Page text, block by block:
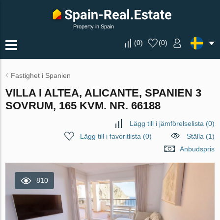
Property in Spain
(0) (0)
Fastighet i Spanien
VILLA I ALTEA, ALICANTE, SPANIEN 3
SOVRUM, 165 KVM. NR. 66188
Lägg till i jämförelselista (0)
Lägg till i favoritlista (0)
Ställa (1)
Anbudspris
810